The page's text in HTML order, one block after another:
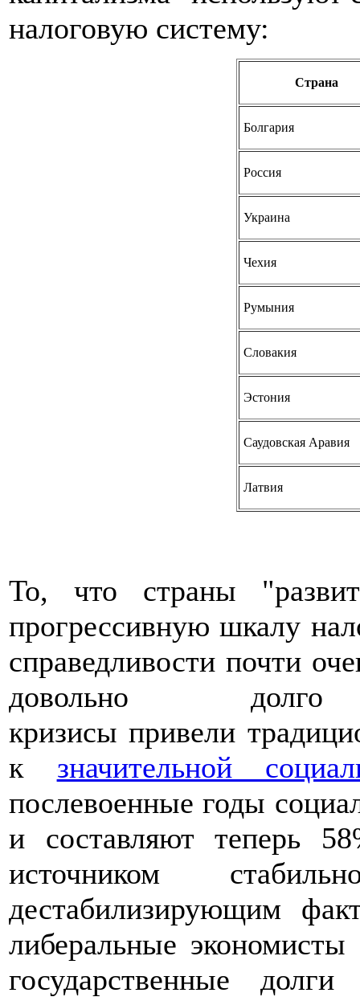
налоговую систему:
Страна
Болгария
Россия
Украина
Чехия
Румыния
Словакия
Эстония
Саудовская Аравия
Латвия
То, что страны
прогрессивную шкалу
справедливости почти
довольно
кризисы привели
к значительной
послевоенные годы
и составляют теперь
источником
дестабилизирующим
либеральные
государственные